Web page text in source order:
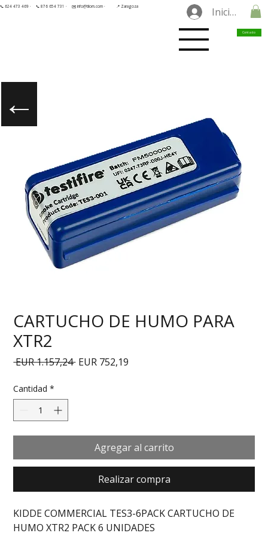
📞 624 473 469 · 📞 876 654 731 · ✉️ info@tilorn.com · 📍 Zaragoza Iniciar
Contacto
CARTUCHO DE HUMO PARA
XTR2
EUR 1.157,24 Precio
EUR 752,19
Cantidad *
Agregar al carrito
Realizar compra
KIDDE COMMERCIAL TES3-6PACK CARTUCHO DE
HUMO XTR2 PACK 6 UNIDADES
←